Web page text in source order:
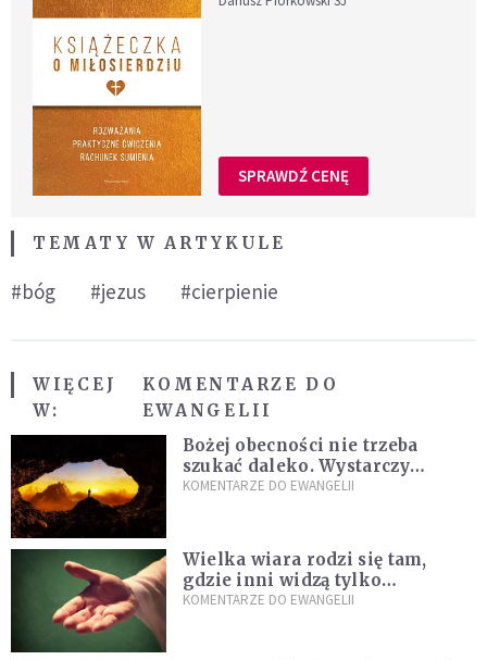
SPRAWDŹ CENĘ
TEMATY W ARTYKULE
#bóg #jezus #cierpienie
WIĘCEJ
W:
KOMENTARZE DO
EWANGELII
Bożej obecności nie trzeba
szukać daleko. Wystarczy
nauczyć się słuchać
KOMENTARZE DO EWANGELII
Wielka wiara rodzi się tam,
gdzie inni widzą tylko
przeszkody
KOMENTARZE DO EWANGELII